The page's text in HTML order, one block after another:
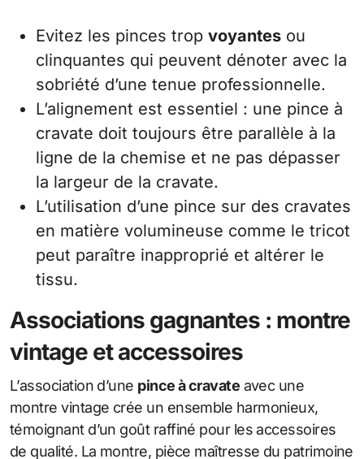
Evitez les pinces trop voyantes ou
clinquantes qui peuvent dénoter avec la
sobriété d’une tenue professionnelle.
L’alignement est essentiel : une pince à
cravate doit toujours être parallèle à la
ligne de la chemise et ne pas dépasser
la largeur de la cravate.
L’utilisation d’une pince sur des cravates
en matière volumineuse comme le tricot
peut paraître inapproprié et altérer le
tissu.
Associations gagnantes : montre
vintage et accessoires
L’association d’une pince à cravate avec une
montre vintage crée un ensemble harmonieux,
témoignant d’un goût raffiné pour les accessoires
de qualité. La montre, pièce maîtresse du patrimoine